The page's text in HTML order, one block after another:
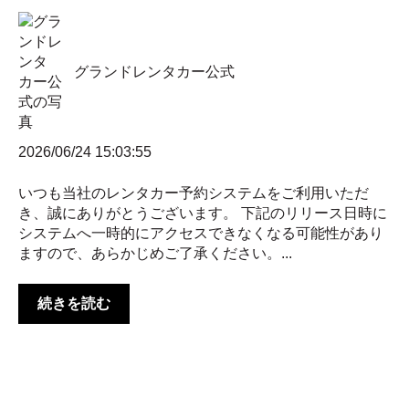
グランドレンタカー公式
2026/06/24 15:03:55
いつも当社のレンタカー予約システムをご利用いただ
き、誠にありがとうございます。 下記のリリース日時に
システムへ一時的にアクセスできなくなる可能性があり
ますので、あらかじめご了承ください。...
続きを読む